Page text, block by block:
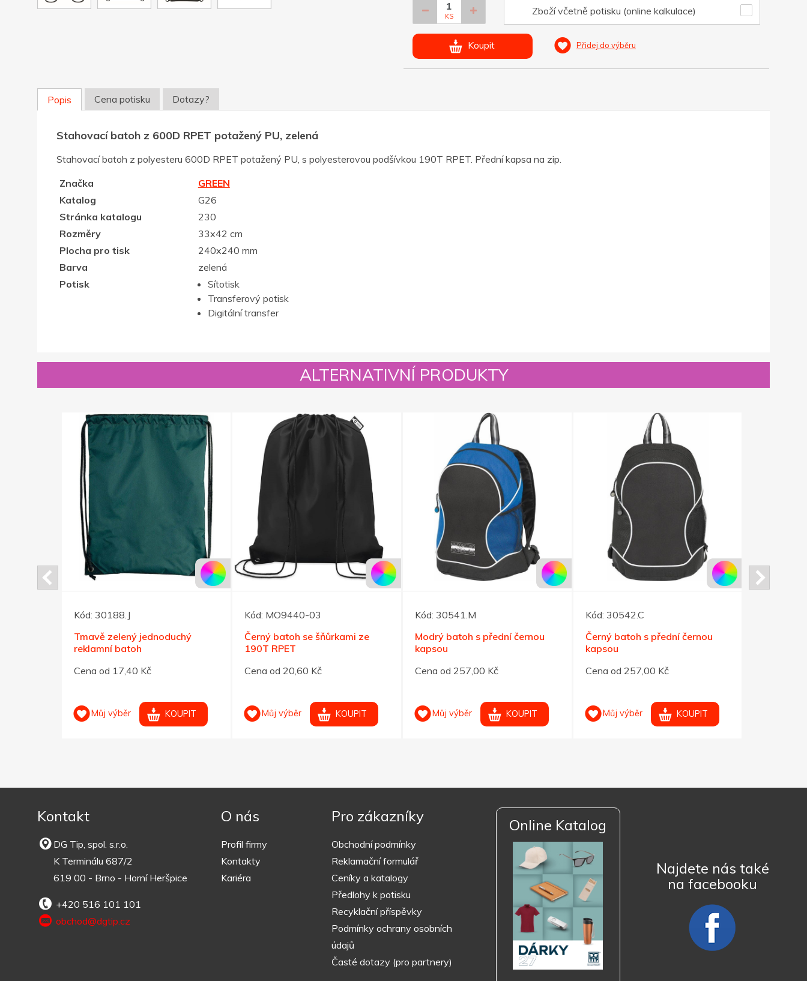
KS Zboží včetně potisku (online kalkulace)
Koupit Přidej do výběru
Popis Cena potisku Dotazy?
Stahovací batoh z 600D RPET potažený PU, zelená
Stahovací batoh z polyesteru 600D RPET potažený PU, s polyesterovou podšívkou 190T RPET. Přední kapsa na zip.
Značka
GREEN
Katalog
G26
Stránka katalogu
230
Rozměry
33x42 cm
Plocha pro tisk
240x240 mm
Barva
zelená
Potisk
Sítotisk
Transferový potisk
Digitální transfer
ALTERNATIVNÍ PRODUKTY
Kód: 30188.J
Tmavě zelený jednoduchý
reklamní batoh
Cena od 17,40 Kč
Můj výběr KOUPIT
Kód: MO9440-03
Černý batoh se šňůrkami ze
190T RPET
Cena od 20,60 Kč
Můj výběr KOUPIT
Kód: 30541.M
Modrý batoh s přední černou
kapsou
Cena od 257,00 Kč
Můj výběr KOUPIT
Kód: 30542.C
Černý batoh s přední černou
kapsou
Cena od 257,00 Kč
Můj výběr KOUPIT
Kontakt
DG Tip, spol. s.r.o.
K Terminálu 687/2
619 00 - Brno - Horní Heršpice
+420 516 101 101
obchod@dgtip.cz
O nás
Profil firmy
Kontakty
Kariéra
Pro zákazníky
Obchodní podmínky
Reklamační formulář
Ceníky a katalogy
Předlohy k potisku
Recyklační příspěvky
Podmínky ochrany osobních
údajů
Časté dotazy (pro partnery)
Online Katalog
Najdete nás také
na facebooku